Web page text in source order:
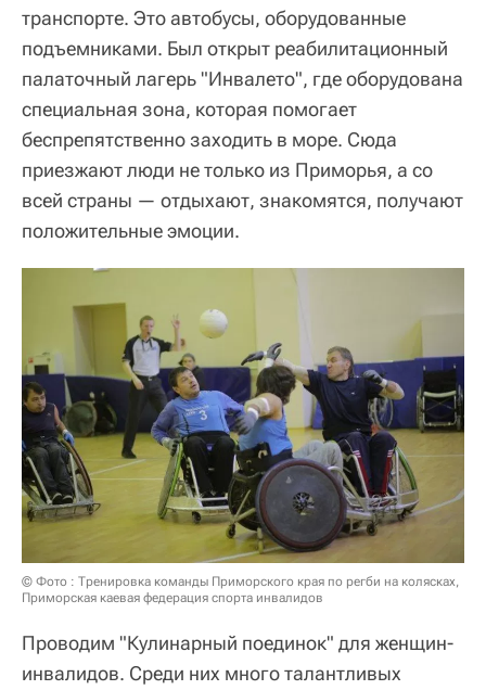
транспорте. Это автобусы, оборудованные
подъемниками. Был открыт реабилитационный
палаточный лагерь "Инвалето", где оборудована
специальная зона, которая помогает
беспрепятственно заходить в море. Сюда
приезжают люди не только из Приморья, а со
всей страны — отдыхают, знакомятся, получают
положительные эмоции.
© Фото : Тренировка команды Приморского края по регби на колясках,
Приморская каевая федерация спорта инвалидов
Проводим "Кулинарный поединок" для женщин-
инвалидов. Среди них много талантливых